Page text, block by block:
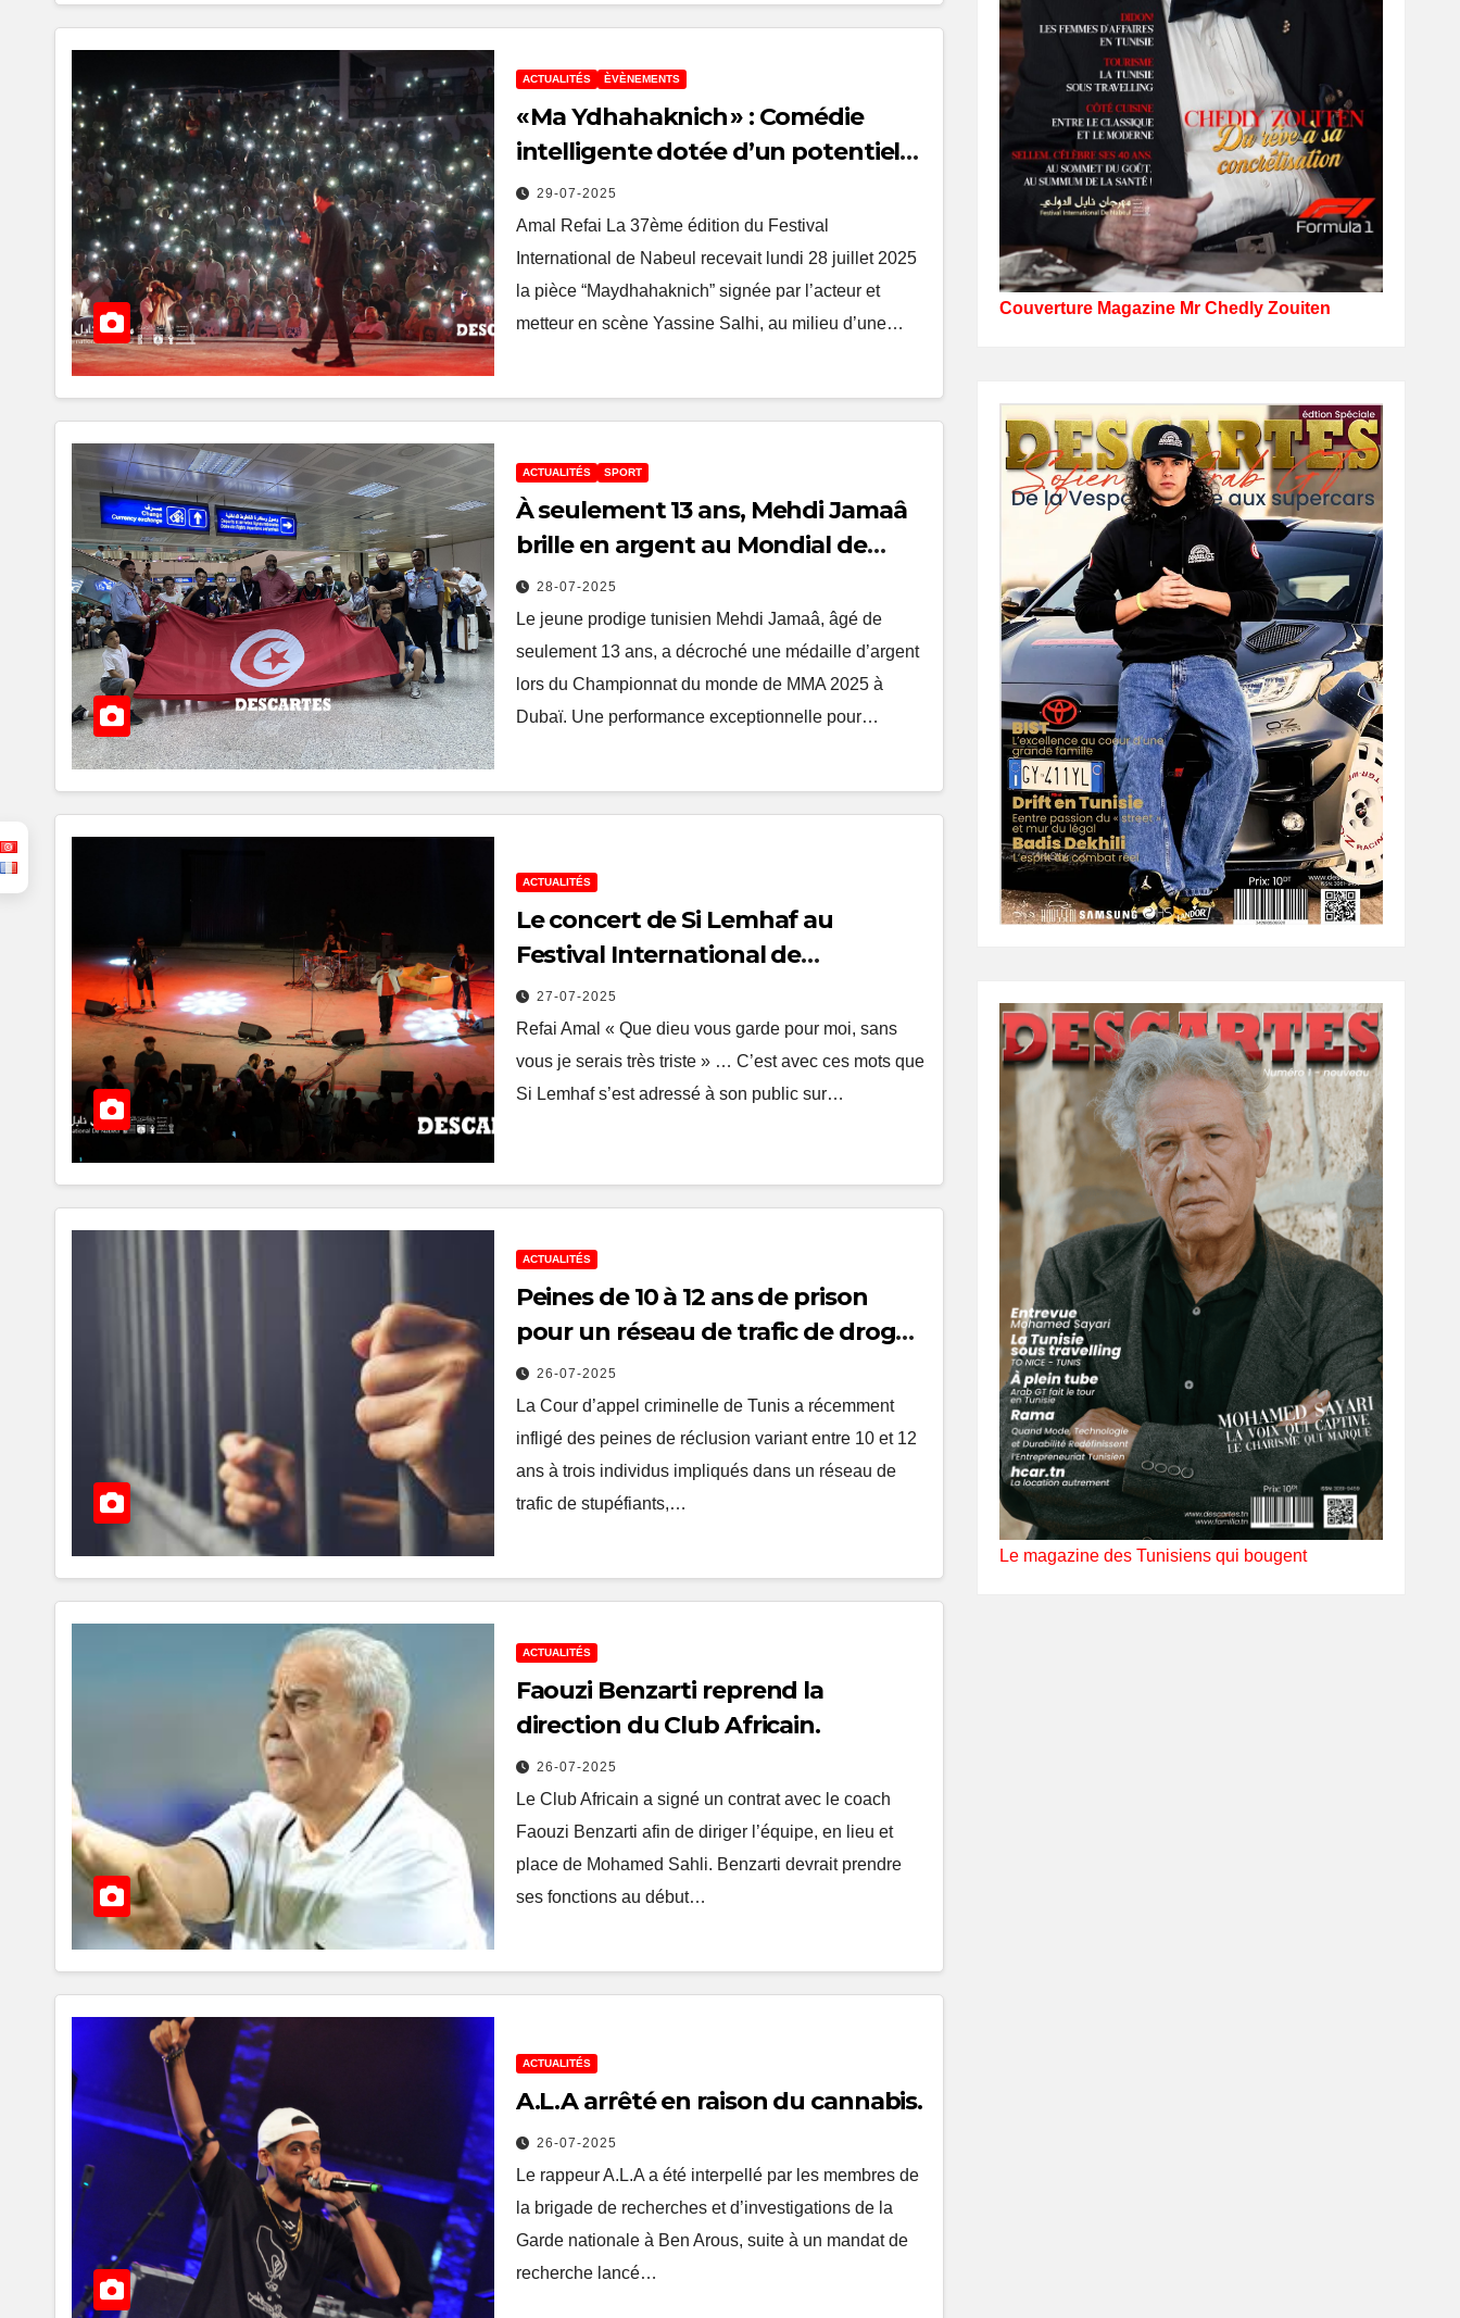
ACTUALITÉS ÈVÈNEMENTS
« Ma Ydhahaknich » : Comédie
intelligente dotée d’un potentiel
tunisien
29-07-2025
Amal Refai La 37ème édition du Festival
International de Nabeul recevait lundi 28 juillet 2025
la pièce “Maydhahaknich” signée par l’acteur et
metteur en scène Yassine Salhi, au milieu d’une…
ACTUALITÉS SPORT
À seulement 13 ans, Mehdi Jamaâ
brille en argent au Mondial de
MMA à Dubaï !
28-07-2025
Le jeune prodige tunisien Mehdi Jamaâ, âgé de
seulement 13 ans, a décroché une médaille d’argent
lors du Championnat du monde de MMA 2025 à
Dubaï. Une performance exceptionnelle pour…
ACTUALITÉS
Le concert de Si Lemhaf au
Festival International de
Nabeul :Un engagement
émotionnel entre l’artiste et son
public
27-07-2025
Refai Amal « Que dieu vous garde pour moi, sans
vous je serais très triste » … C’est avec ces mots que
Si Lemhaf s’est adressé à son public sur…
ACTUALITÉS
Peines de 10 à 12 ans de prison
pour un réseau de trafic de drogue
dirigé par un agent de l’État.
26-07-2025
La Cour d’appel criminelle de Tunis a récemment
infligé des peines de réclusion variant entre 10 et 12
ans à trois individus impliqués dans un réseau de
trafic de stupéfiants,…
ACTUALITÉS
Faouzi Benzarti reprend la
direction du Club Africain.
26-07-2025
Le Club Africain a signé un contrat avec le coach
Faouzi Benzarti afin de diriger l’équipe, en lieu et
place de Mohamed Sahli. Benzarti devrait prendre
ses fonctions au début…
ACTUALITÉS
A.L.A arrêté en raison du cannabis.
26-07-2025
Le rappeur A.L.A a été interpellé par les membres de
la brigade de recherches et d’investigations de la
Garde nationale à Ben Arous, suite à un mandat de
recherche lancé…
Couverture Magazine Mr Chedly Zouiten
Le magazine des Tunisiens qui bougent